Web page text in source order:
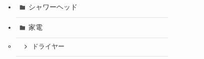
シャワーヘッド
家電
ドライヤー